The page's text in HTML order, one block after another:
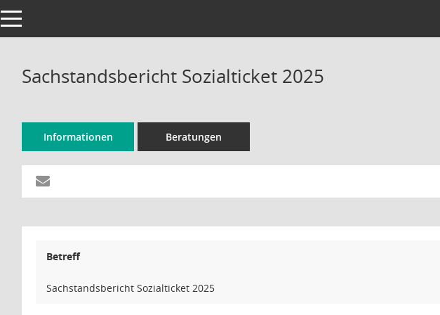
Toggle navigation
Sachstandsbericht Sozialticket 2025
Informationen Beratungen
Betreff
Sachstandsbericht Sozialticket 2025